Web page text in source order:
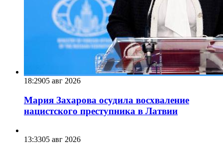
18:2905 авг 2026
Мария Захарова осудила восхваление
нацистского преступника в Латвии
13:3305 авг 2026